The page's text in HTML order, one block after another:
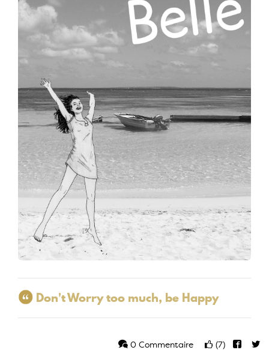
Don't Worry too much, be Happy
0 Commentaire (7)